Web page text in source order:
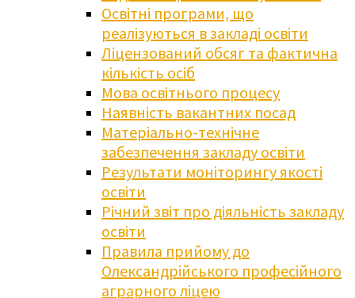
Освітні програми, що
реалізуються в закладі освіти
Ліцензований обсяг та фактична
кількість осіб
Мова освітнього процесу
Наявність вакантних посад
Матеріально-технічне
забезпечення закладу освіти
Результати моніторингу якості
освіти
Річний звіт про діяльність закладу
освіти
Правила прийому до
Олександрійського професійного
аграрного ліцею